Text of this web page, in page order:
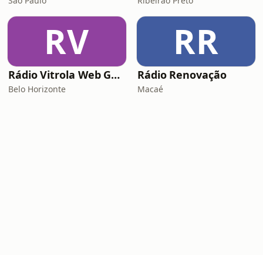
RV
Rádio Vitrola Web Gospel
Belo Horizonte
RR
Rádio Renovação
Macaé